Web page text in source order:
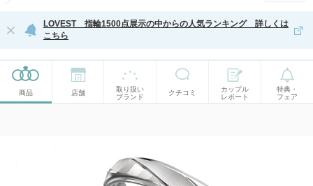
LOVEST 指輪1500点展示の中からの人気ランキング 詳しくは
こちら
商品 店舗
取り扱い
ブランド
クチコミ
カップル
レポート
特典・
フェア